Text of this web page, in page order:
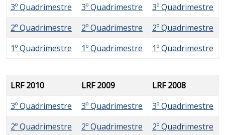
3º Quadrimestre
3º Quadrimestre
3º Quadrimestre
2º Quadrimestre
2º Quadrimestre
2º Quadrimestre
1º Quadrimestre
1º Quadrimestre 1º Quadrimestre
LRF 2010 LRF 2009
LRF 2008
3º Quadrimestre
3º Quadrimestre
3º Quadrimestre
2º Quadrimestre
2º Quadrimestre
2º Quadrimestre